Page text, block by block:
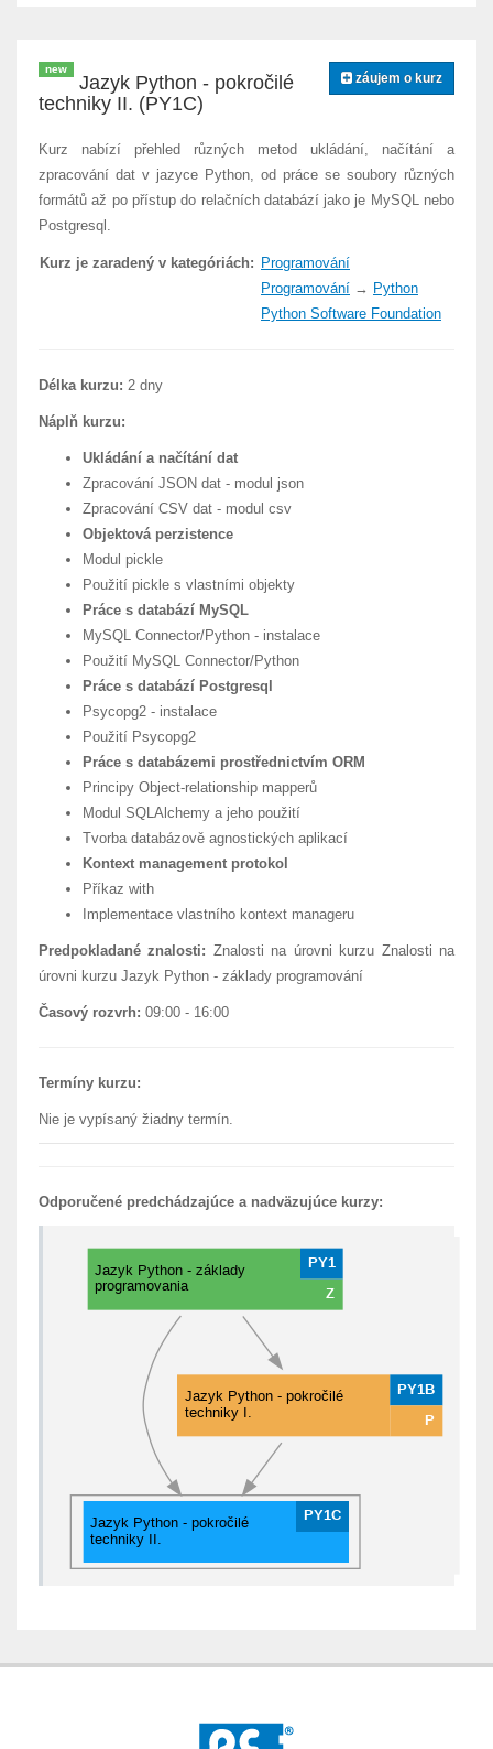
new
záujem o kurz
Jazyk Python - pokročilé
techniky II. (PY1C)
Kurz nabízí přehled různých metod ukládání, načítání a
zpracování dat v jazyce Python, od práce se soubory různých
formátů až po přístup do relačních databází jako je MySQL nebo
Postgresql.
Kurz je zaradený v kategóriách: Programování
Programování → Python
Python Software Foundation
Délka kurzu: 2 dny
Náplň kurzu:
Ukládání a načítání dat
Zpracování JSON dat - modul json
Zpracování CSV dat - modul csv
Objektová perzistence
Modul pickle
Použití pickle s vlastními objekty
Práce s databází MySQL
MySQL Connector/Python - instalace
Použití MySQL Connector/Python
Práce s databází Postgresql
Psycopg2 - instalace
Použití Psycopg2
Práce s databázemi prostřednictvím ORM
Principy Object-relationship mapperů
Modul SQLAlchemy a jeho použití
Tvorba databázově agnostických aplikací
Kontext management protokol
Příkaz with
Implementace vlastního kontext manageru
Predpokladané znalosti: Znalosti na úrovni kurzu Znalosti na
úrovni kurzu Jazyk Python - základy programování
Časový rozvrh: 09:00 - 16:00
Termíny kurzu:
Nie je vypísaný žiadny termín.
Odporučené predchádzajúce a nadväzujúce kurzy: